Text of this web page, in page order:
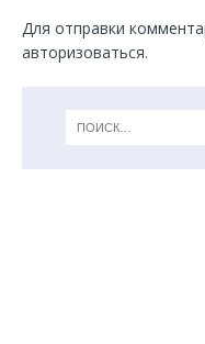
Для отправки
авторизоваться.